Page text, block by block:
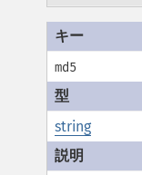
md5
string